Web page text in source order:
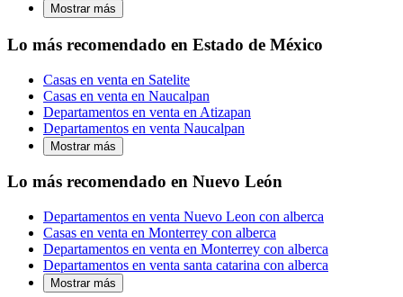
Mostrar más
Lo más recomendado en Estado de México
Casas en venta en Satelite
Casas en venta en Naucalpan
Departamentos en venta en Atizapan
Departamentos en venta Naucalpan
Mostrar más
Lo más recomendado en Nuevo León
Departamentos en venta Nuevo Leon con alberca
Casas en venta en Monterrey con alberca
Departamentos en venta en Monterrey con alberca
Departamentos en venta santa catarina con alberca
Mostrar más